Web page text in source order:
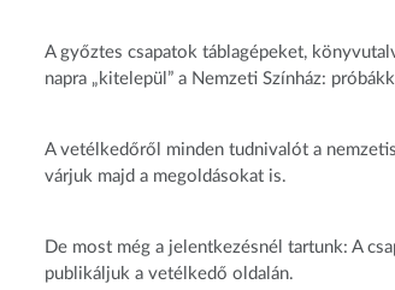
A győztes csapatok táblagépeket,
napra „kitelepül” a Nemzeti Színház:
A vetélkedőről minden tudnivalót a
várjuk majd a megoldásokat is.
De most még a jelentkezésnél tartunk: A
publikáljuk a vetélkedő oldalán.